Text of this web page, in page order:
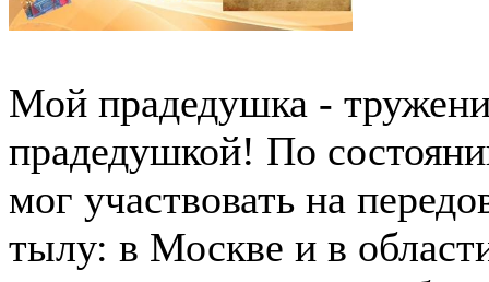
Мой прадедушка -
прадедушкой! По
мог участвовать на
тылу: в Москве и в